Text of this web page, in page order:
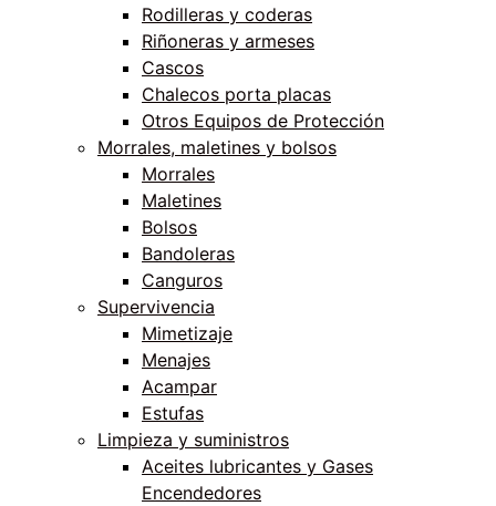
Rodilleras y coderas
Riñoneras y armeses
Cascos
Chalecos porta placas
Otros Equipos de Protección
Morrales, maletines y bolsos
Morrales
Maletines
Bolsos
Bandoleras
Canguros
Supervivencia
Mimetizaje
Menajes
Acampar
Estufas
Limpieza y suministros
Aceites lubricantes y Gases
Encendedores